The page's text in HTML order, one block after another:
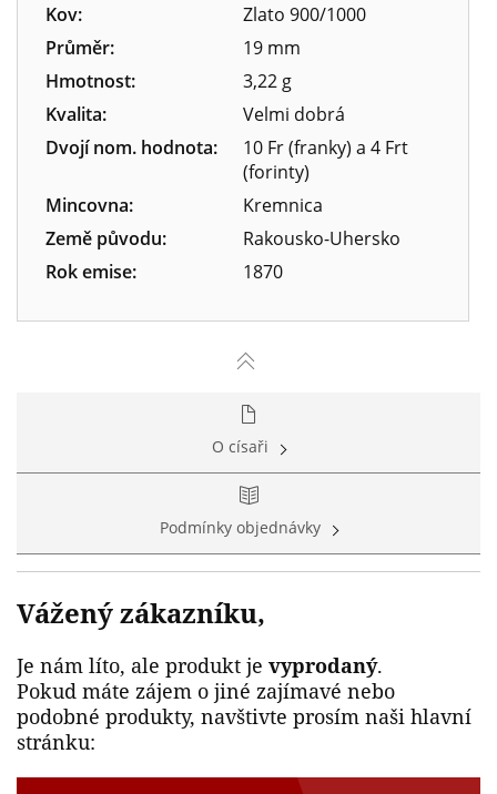
Kov:
Zlato 900/1000
Průměr:
19 mm
Hmotnost:
3,22 g
Kvalita:
Velmi dobrá
Dvojí nom. hodnota:
10 Fr (franky) a 4 Frt
(forinty)
Mincovna:
Kremnica
Země původu:
Rakousko-Uhersko
Rok emise:
1870
O císaři
Podmínky objednávky
Vážený zákazníku,
Je nám líto, ale produkt je vyprodaný.
Pokud máte zájem o jiné zajímavé nebo
podobné produkty, navštivte prosím naši hlavní
stránku: